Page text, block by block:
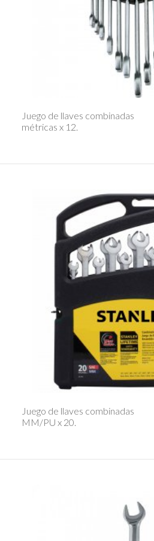
Ver Detalle
Juego de llaves combinadas
métricas x 12.
Ver Detalle
Juego de llaves combinadas
MM/PU x 20.